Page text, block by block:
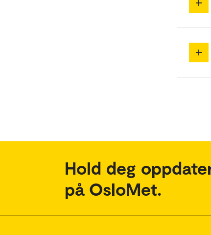
Hold deg
på OsloMet.